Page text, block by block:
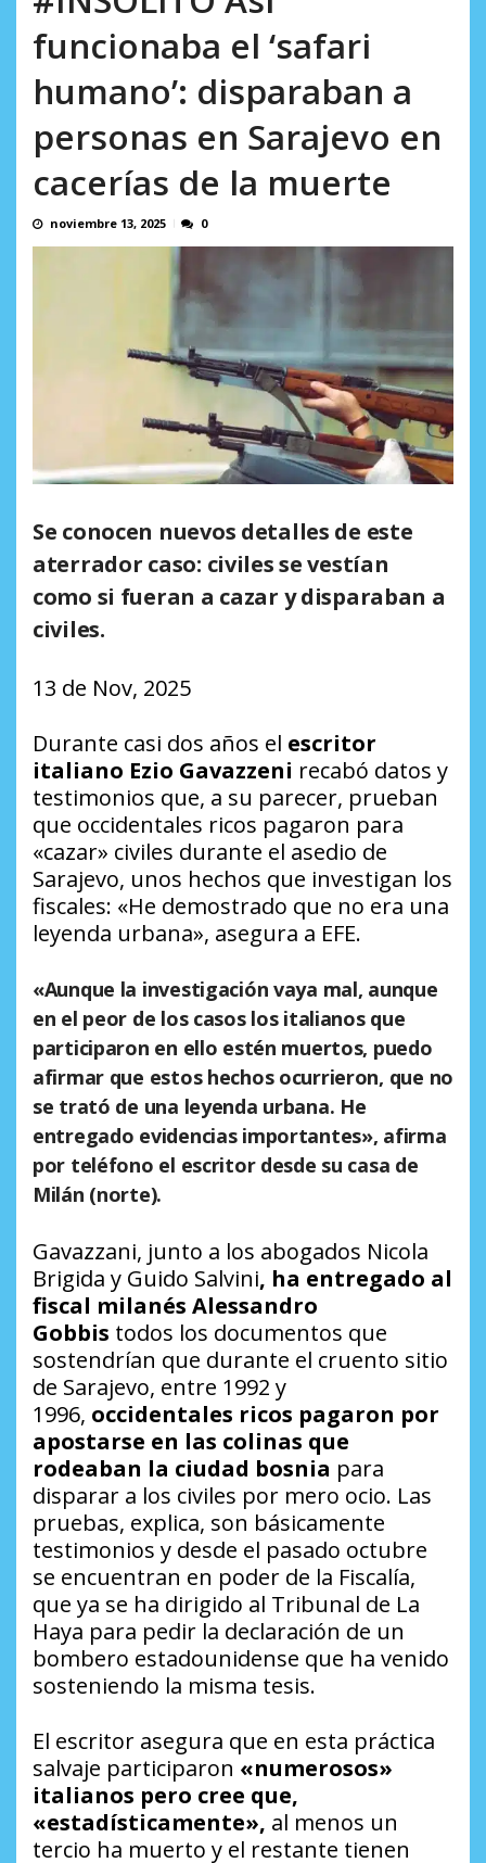
funcionaba el ‘safari
humano’: disparaban a
personas en Sarajevo en
cacerías de la muerte
noviembre 13, 2025 0
Se conocen nuevos detalles de este
aterrador caso: civiles se vestían
como si fueran a cazar y disparaban a
civiles.
13 de Nov, 2025
Durante casi dos años el escritor
italiano Ezio Gavazzeni recabó datos y
testimonios que, a su parecer, prueban
que occidentales ricos pagaron para
«cazar» civiles durante el asedio de
Sarajevo, unos hechos que investigan los
fiscales: «He demostrado que no era una
leyenda urbana», asegura a EFE.
«Aunque la investigación vaya mal, aunque
en el peor de los casos los italianos que
participaron en ello estén muertos, puedo
afirmar que estos hechos ocurrieron, que no
se trató de una leyenda urbana. He
entregado evidencias importantes», afirma
por teléfono el escritor desde su casa de
Milán (norte).
Gavazzani, junto a los abogados Nicola
Brigida y Guido Salvini, ha entregado al
fiscal milanés Alessandro
Gobbis todos los documentos que
sostendrían que durante el cruento sitio
de Sarajevo, entre 1992 y
1996, occidentales ricos pagaron por
apostarse en las colinas que
rodeaban la ciudad bosnia para
disparar a los civiles por mero ocio. Las
pruebas, explica, son básicamente
testimonios y desde el pasado octubre
se encuentran en poder de la Fiscalía,
que ya se ha dirigido al Tribunal de La
Haya para pedir la declaración de un
bombero estadounidense que ha venido
sosteniendo la misma tesis.
El escritor asegura que en esta práctica
salvaje participaron «numerosos»
italianos pero cree que,
«estadísticamente», al menos un
tercio ha muerto y el restante tienen